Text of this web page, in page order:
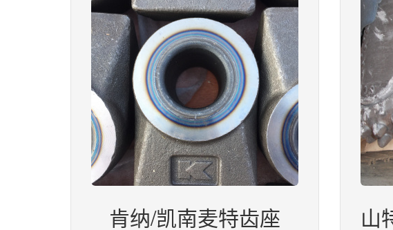
肯纳/凯南麦特齿座 山